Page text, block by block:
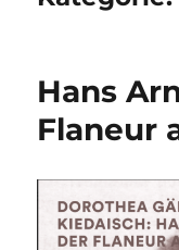
Hans
Flaneur